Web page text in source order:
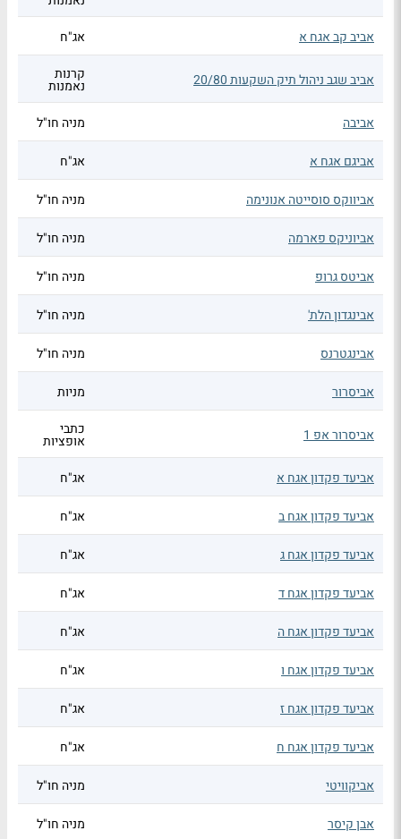
אביב קב אגח א
אג"ח
אביב שגב ניהול תיק השקעות 20/80 קרנות
נאמנות
אביבה
מניה חו"ל
אביגם אגח א אג"ח
אביווקס סוסייטה אנונימה מניה חו"ל
אביוניקס פארמה מניה חו"ל
אביטס גרופ מניה חו"ל
אבינגדון הלת' מניה חו"ל
אבינגטרנס מניה חו"ל
אביסרור מניות
אביסרור אפ 1 כתבי
אופציות
אביעד פקדון אגח א
אג"ח
אביעד פקדון אגח ב אג"ח
אביעד פקדון אגח ג אג"ח
אביעד פקדון אגח ד אג"ח
אביעד פקדון אגח ה אג"ח
אביעד פקדון אגח ו אג"ח
אביעד פקדון אגח ז אג"ח
אביעד פקדון אגח ח אג"ח
אביקוויטי מניה חו"ל
אבן קיסר מניה חו"ל